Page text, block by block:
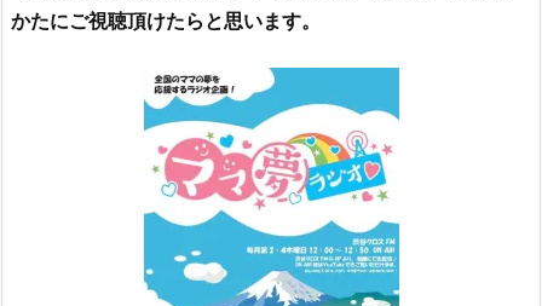
かたにご視聴頂けたらと思います。